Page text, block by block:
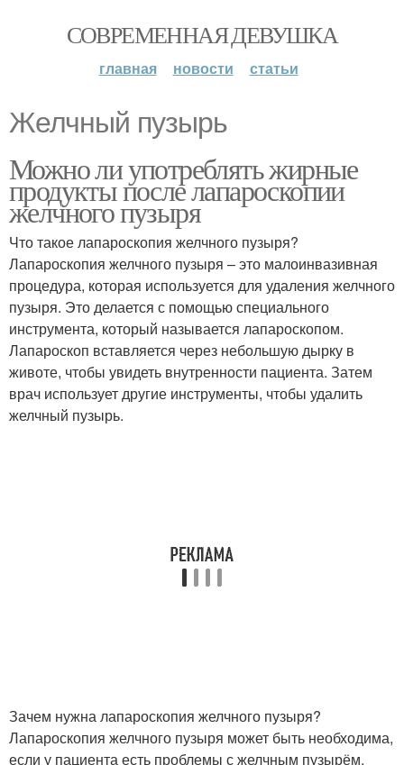
СОВРЕМЕННАЯ ДЕВУШКА
главная новости статьи
Желчный пузырь
Можно ли употреблять жирные
продукты после лапароскопии
желчного пузыря
Что такое лапароскопия желчного пузыря?
Лапароскопия желчного пузыря – это малоинвазивная
процедура, которая используется для удаления желчного
пузыря. Это делается с помощью специального
инструмента, который называется лапароскопом.
Лапароскоп вставляется через небольшую дырку в
животе, чтобы увидеть внутренности пациента. Затем
врач использует другие инструменты, чтобы удалить
желчный пузырь.
Зачем нужна лапароскопия желчного пузыря?
Лапароскопия желчного пузыря может быть необходима,
если у пациента есть проблемы с желчным пузырём,